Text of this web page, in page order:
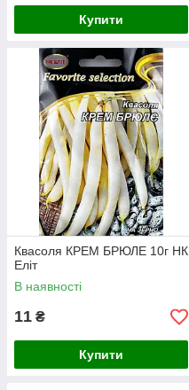
Купити
Квасоля КРЕМ БРЮЛЕ 10г НК
Еліт
В наявності
11 ₴
Купити